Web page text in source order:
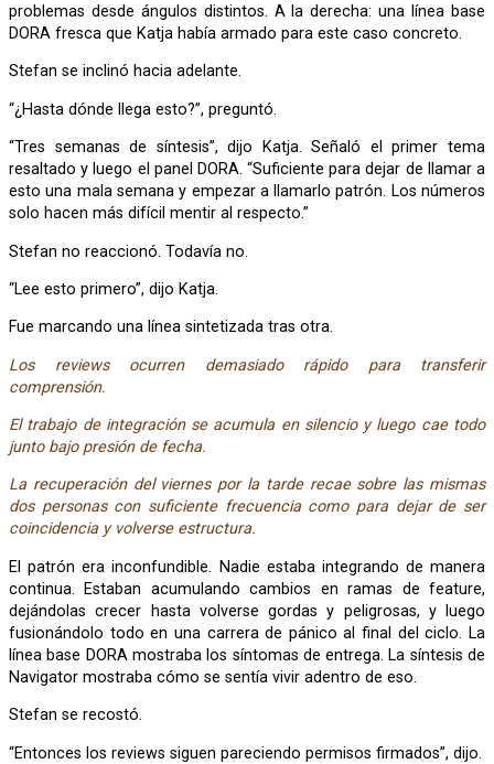
problemas desde ángulos distintos. A la derecha: una línea base
DORA fresca que Katja había armado para este caso concreto.
Stefan se inclinó hacia adelante.
“¿Hasta dónde llega esto?”, preguntó.
“Tres semanas de síntesis”, dijo Katja. Señaló el primer tema
resaltado y luego el panel DORA. “Suficiente para dejar de llamar a
esto una mala semana y empezar a llamarlo patrón. Los números
solo hacen más difícil mentir al respecto.”
Stefan no reaccionó. Todavía no.
“Lee esto primero”, dijo Katja.
Fue marcando una línea sintetizada tras otra.
Los reviews ocurren demasiado rápido para transferir
comprensión.
El trabajo de integración se acumula en silencio y luego cae todo
junto bajo presión de fecha.
La recuperación del viernes por la tarde recae sobre las mismas
dos personas con suficiente frecuencia como para dejar de ser
coincidencia y volverse estructura.
El patrón era inconfundible. Nadie estaba integrando de manera
continua. Estaban acumulando cambios en ramas de feature,
dejándolas crecer hasta volverse gordas y peligrosas, y luego
fusionándolo todo en una carrera de pánico al final del ciclo. La
línea base DORA mostraba los síntomas de entrega. La síntesis de
Navigator mostraba cómo se sentía vivir adentro de eso.
Stefan se recostó.
“Entonces los reviews siguen pareciendo permisos firmados”, dijo.